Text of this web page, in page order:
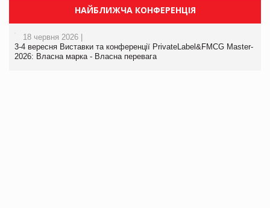
НАЙБЛИЖЧА КОНФЕРЕНЦІЯ
18 червня 2026 |
3-4 вересня Виставки та конференції PrivateLabel&FMCG Master-
2026: Власна марка - Власна перевага